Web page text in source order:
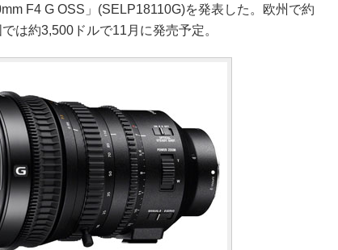
F4 G OSS」(SELP18110G)を発表した。欧州で約
は約3,500ドルで11月に発売予定。